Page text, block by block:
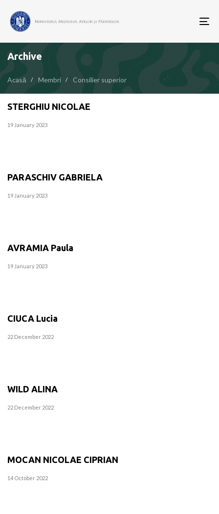
Archive
Acasă Membri Consilier superior
STERGHIU NICOLAE
19 January 2023
PARASCHIV GABRIELA
19 January 2023
AVRAMIA Paula
19 January 2023
CIUCA Lucia
22 December 2022
WILD ALINA
22 December 2022
MOCAN NICOLAE CIPRIAN
14 October 2022